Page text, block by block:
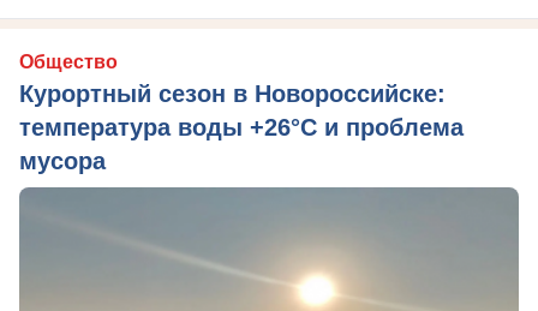
Общество
Курортный сезон в Новороссийске:
температура воды +26°C и проблема
мусора